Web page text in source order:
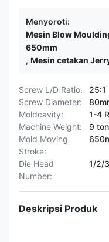
Menyoroti:
Mesin Blow
650mm
, Mesin cetakan
Screw L/D Ratio:
25:1
Screw Diameter:
Moldcavity:
1-4
Machine Weight:
9 ton
Mold Moving
Stroke:
Die Head
Number:
1/2/
Deskripsi Produk